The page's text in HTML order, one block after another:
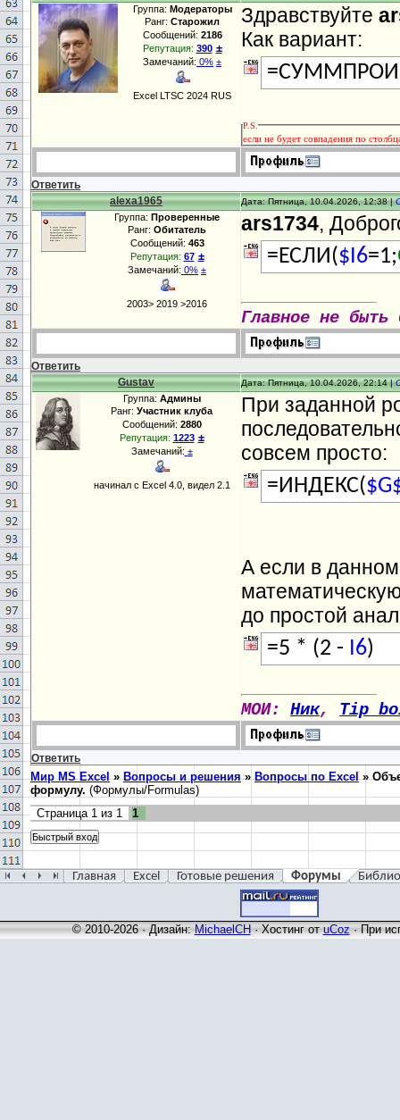
Группа: Модераторы
Ранг: Старожил
Сообщений: 2186
Репутация: 390 ±
Замечаний: 0% ±
Excel LTSC 2024 RUS
Здравствуйте
Как вариант:
P.S.
если не будет совпадения по
Ответить
alexa1965
Дата: Пятница, 10.04.2026, 12:38 |
Группа: Проверенные
Ранг: Обитатель
Сообщений: 463
Репутация: 67 ±
Замечаний: 0% ±
2003> 2019 >2016
ars1734,
=ЕСЛИ($I6=1;
Главное не быть
Ответить
Gustav
Дата: Пятница, 10.04.2026, 22:14 |
Группа: Админы
Ранг: Участник клуба
Сообщений: 2880
Репутация: 1223 ±
Замечаний: ±
начинал с Excel 4.0, видел 2.1
При заданной
совсем просто:
=ИНДЕКС(
А если в
до простой
=5 * (2 - I6)
МОИ: Ник, Tip
Ответить
Мир MS Excel » Вопросы и решения » Вопросы по Excel »
формулу. (Формулы/Formulas)
Страница 1 из 1 1
Главная Excel Готовые решения Форумы
© 2010-2026 · Дизайн: MichaelCH · Хостинг от uCoz · При